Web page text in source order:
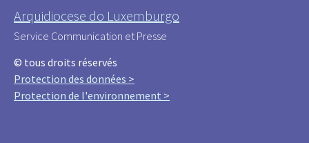
Arquidiocese do Luxemburgo
Service Communication et Presse
© tous droits réservés
Protection des données >
Protection de l'environnement >